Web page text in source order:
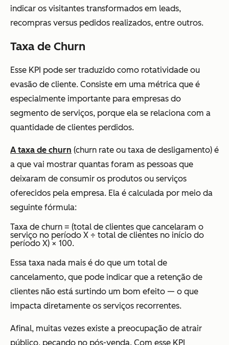
indicar os visitantes transformados em leads,
recompras versus pedidos realizados, entre outros.
Taxa de Churn
Esse KPI pode ser traduzido como rotatividade ou
evasão de cliente. Consiste em uma métrica que é
especialmente importante para empresas do
segmento de serviços, porque ela se relaciona com a
quantidade de clientes perdidos.
A taxa de churn (churn rate ou taxa de desligamento) é
a que vai mostrar quantas foram as pessoas que
deixaram de consumir os produtos ou serviços
oferecidos pela empresa. Ela é calculada por meio da
seguinte fórmula:
Taxa de churn = (total de clientes que cancelaram o
serviço no período X ÷ total de clientes no início do
período X) × 100.
Essa taxa nada mais é do que um total de
cancelamento, que pode indicar que a retenção de
clientes não está surtindo um bom efeito — o que
impacta diretamente os serviços recorrentes.
Afinal, muitas vezes existe a preocupação de atrair
público, pecando no pós-venda. Com esse KPI